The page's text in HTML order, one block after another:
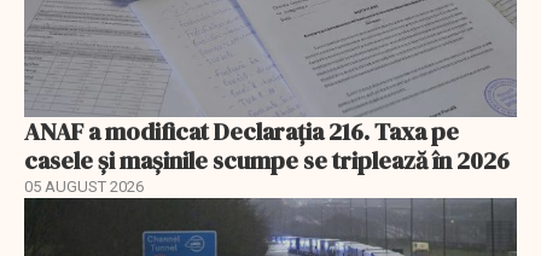
ANAF a modificat Declarația 216. Taxa pe
casele și mașinile scumpe se triplează în 2026
05 AUGUST 2026